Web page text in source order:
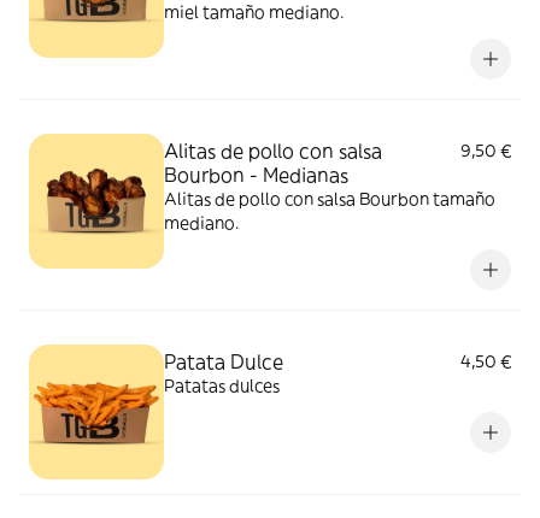
miel tamaño mediano.
Alitas de pollo con salsa
Bourbon - Medianas
9,50 €
Alitas de pollo con salsa Bourbon tamaño
mediano.
Patata Dulce
4,50 €
Patatas dulces